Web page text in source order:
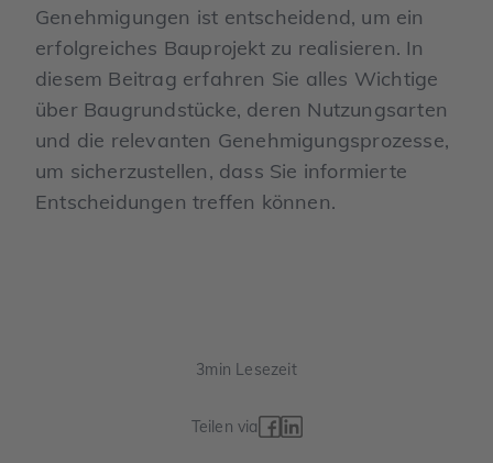
Genehmigungen ist entscheidend, um ein
erfolgreiches Bauprojekt zu realisieren. In
diesem Beitrag erfahren Sie alles Wichtige
über Baugrundstücke, deren Nutzungsarten
und die relevanten Genehmigungsprozesse,
um sicherzustellen, dass Sie informierte
Entscheidungen treffen können.
3min Lesezeit
Teilen via